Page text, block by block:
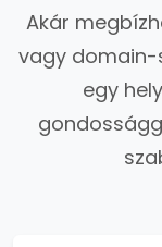
Akár
vagy domain-
egy